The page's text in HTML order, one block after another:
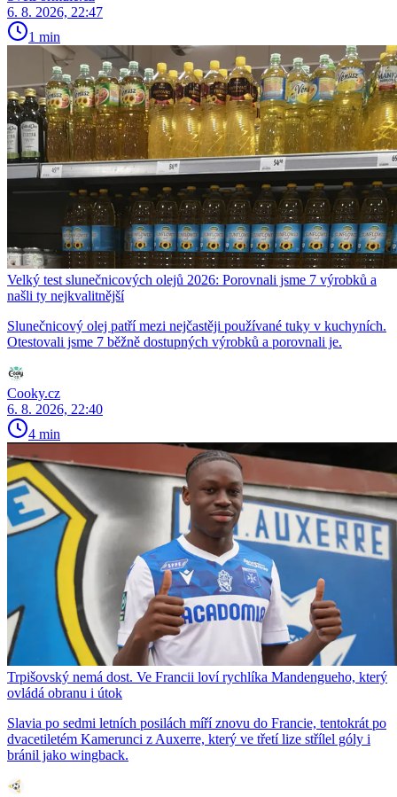
6. 8. 2026, 22:47
1 min
Velký test slunečnicových olejů 2026: Porovnali jsme 7 výrobků a
našli ty nejkvalitnější
Slunečnicový olej patří mezi nejčastěji používané tuky v kuchyních.
Otestovali jsme 7 běžně dostupných výrobků a porovnali je.
Cooky.cz
6. 8. 2026, 22:40
4 min
Trpišovský nemá dost. Ve Francii loví rychlíka Mandengueho, který
ovládá obranu i útok
Slavia po sedmi letních posilách míří znovu do Francie, tentokrát po
dvacetiletém Kamerunci z Auxerre, který ve třetí lize střílel góly i
bránil jako wingback.